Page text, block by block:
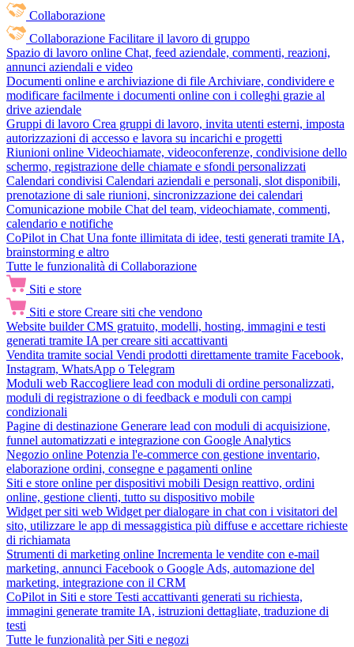
Collaborazione
Collaborazione Facilitare il lavoro di gruppo
Spazio di lavoro online Chat, feed aziendale, commenti, reazioni,
annunci aziendali e video
Documenti online e archiviazione di file Archiviare, condividere e
modificare facilmente i documenti online con i colleghi grazie al
drive aziendale
Gruppi di lavoro Crea gruppi di lavoro, invita utenti esterni, imposta
autorizzazioni di accesso e lavora su incarichi e progetti
Riunioni online Videochiamate, videoconferenze, condivisione dello
schermo, registrazione delle chiamate e sfondi personalizzati
Calendari condivisi Calendari aziendali e personali, slot disponibili,
prenotazione di sale riunioni, sincronizzazione dei calendari
Comunicazione mobile Chat del team, videochiamate, commenti,
calendario e notifiche
CoPilot in Chat Una fonte illimitata di idee, testi generati tramite IA,
brainstorming e altro
Tutte le funzionalità di Collaborazione
Siti e store
Siti e store Creare siti che vendono
Website builder CMS gratuito, modelli, hosting, immagini e testi
generati tramite IA per creare siti accattivanti
Vendita tramite social Vendi prodotti direttamente tramite Facebook,
Instagram, WhatsApp o Telegram
Moduli web Raccogliere lead con moduli di ordine personalizzati,
moduli di registrazione o di feedback e moduli con campi
condizionali
Pagine di destinazione Generare lead con moduli di acquisizione,
funnel automatizzati e integrazione con Google Analytics
Negozio online Potenzia l'e-commerce con gestione inventario,
elaborazione ordini, consegne e pagamenti online
Siti e store online per dispositivi mobili Design reattivo, ordini
online, gestione clienti, tutto su dispositivo mobile
Widget per siti web Widget per dialogare in chat con i visitatori del
sito, utilizzare le app di messaggistica più diffuse e accettare richieste
di richiamata
Strumenti di marketing online Incrementa le vendite con e-mail
marketing, annunci Facebook o Google Ads, automazione del
marketing, integrazione con il CRM
CoPilot in Siti e store Testi accattivanti generati su richiesta,
immagini generate tramite IA, istruzioni dettagliate, traduzione di
testi
Tutte le funzionalità per Siti e negozi